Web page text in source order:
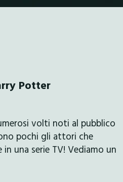
Potter
volti noti al pubblico
pochi gli attori che
una serie TV! Vediamo un